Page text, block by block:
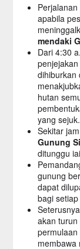
apabila
mendaki
Dari 4:30
dihiburkan
hutan
yang sejuk.
Sekitar
Gunung
ditunggu
gunung
dapat
bagi
akan turun
membawa